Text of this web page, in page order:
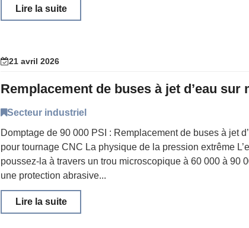
Lire la suite
21 avril 2026
Secteur industriel
Domptage de 90 000 PSI : Remplacement de buses à jet
pour tournage CNC La physique de la pression extrême
poussez-la à travers un trou microscopique à 60 000 à 90
une protection abrasive...
Lire la suite